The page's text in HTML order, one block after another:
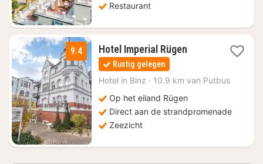
Restaurant
9.4 Hotel Imperial Rügen1
€
Rustig gelegen
Hotel in Binz · 10.9 km van Putbus
Op het eiland Rügen
Direct aan de strandpromenade
Zeezicht